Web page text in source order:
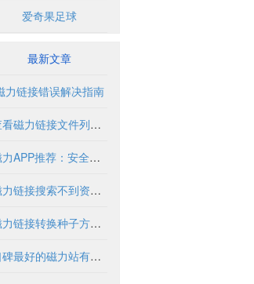
爱奇果足球
最新文章
力链接错误解决指南
查看磁力链接文件列表的实用方法与工具
磁力APP推荐：安全使用指南与优质资源盘点
磁力链接搜索不到资源怎么办？
磁力链接转换种子方法与工具解析
口碑最好的磁力站有哪些推荐？2024年全面解析